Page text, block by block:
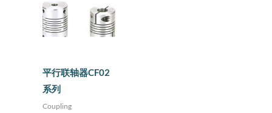
平行联轴器CF02
系列
Coupling